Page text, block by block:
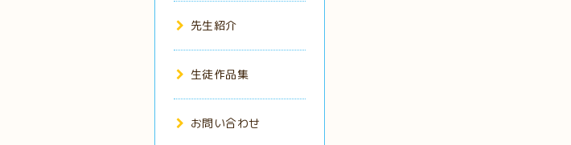
先生紹介
生徒作品集
お問い合わせ